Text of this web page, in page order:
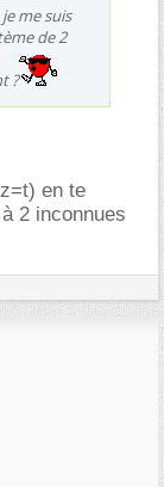
me suis
de 2
?
en te
2 inconnues